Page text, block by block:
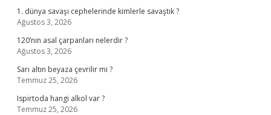
1. dünya savaşı cephelerinde kimlerle savaştık ?
Ağustos 3, 2026
120’nin asal çarpanları nelerdir ?
Ağustos 3, 2026
Sarı altın beyaza çevrilir mi ?
Temmuz 25, 2026
Ispirtoda hangi alkol var ?
Temmuz 25, 2026